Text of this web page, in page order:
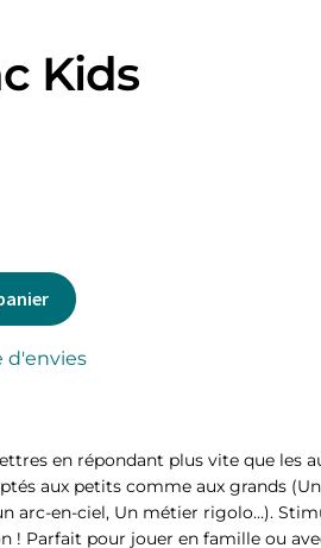
Kids
d'envies
en répondant plus vite que les
aux petits comme aux grands
arc-en-ciel, Un métier rigolo…).
! Parfait pour jouer en famille ou